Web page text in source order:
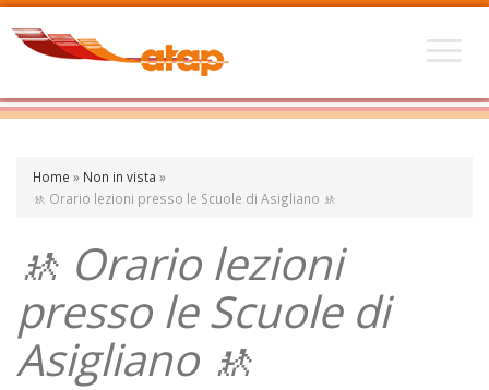
Home » Non in vista »
🚸 Orario lezioni presso le Scuole di Asigliano 🚸
🚸 Orario lezioni
presso le Scuole di
Asigliano 🚸